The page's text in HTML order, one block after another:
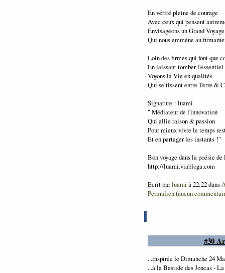
En vérité pleine de courage
Avec ceux qui pensent
Envisageons un Grand Voyage
Qui nous emmène au
Loin des firmes qui font que
En laissant tomber l'essentiel
Voyons la Vie en qualités
Qui se tissent entre Terre &
Signature : luami
" Médiateur de l'innovation
Qui allie raison & passion
Pour mieux vivre le temps
Et en partager les instants !"
Bon voyage dans la poésie
http://luami.viabloga.com
Ecrit parluami à 22:22 dans
Permalien(aucun
#30
...inspirée le Dimanche 24
...à la Bastide des Joncas -